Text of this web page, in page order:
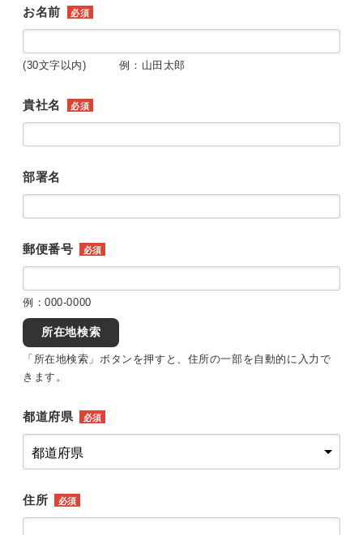
お名前 必須
(30文字以内) 例：山田太郎
貴社名 必須
部署名
郵便番号 必須
例：000-0000
所在地検索
「所在地検索」ボタンを押すと、住所の一部を自動的に入力で
きます。
都道府県 必須
住所 必須